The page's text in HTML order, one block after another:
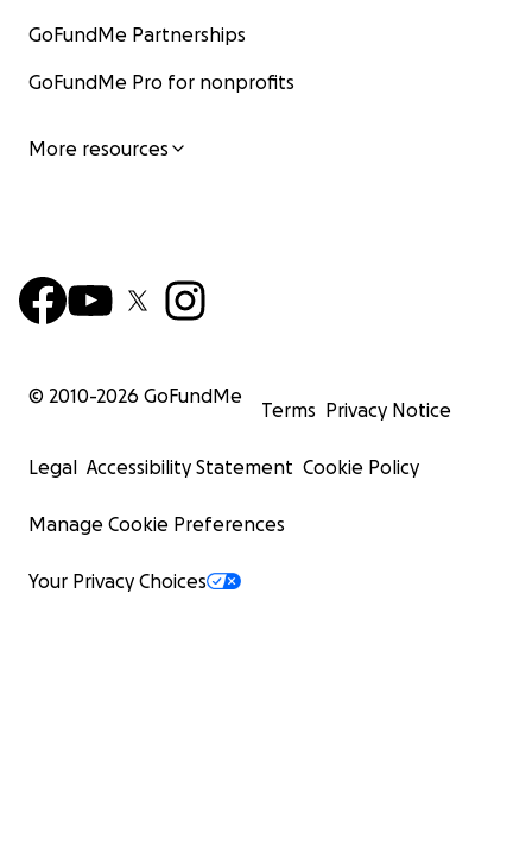
GoFundMe Partnerships
GoFundMe Pro for nonprofits
More resources
© 2010-2026 GoFundMe
Terms Privacy Notice
Legal Accessibility Statement Cookie Policy
Manage Cookie Preferences
Your Privacy Choices